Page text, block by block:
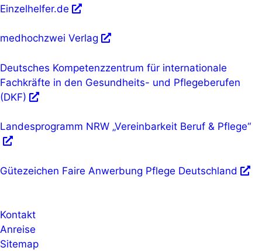
Einzelhelfer.de
medhochzwei Verlag
Deutsches Kompetenzzentrum für internationale
Fachkräfte in den Gesundheits- und Pflegeberufen
(DKF)
Landesprogramm NRW „Vereinbarkeit Beruf & Pflege“
Gütezeichen Faire Anwerbung Pflege Deutschland
Kontakt
Anreise
Sitemap